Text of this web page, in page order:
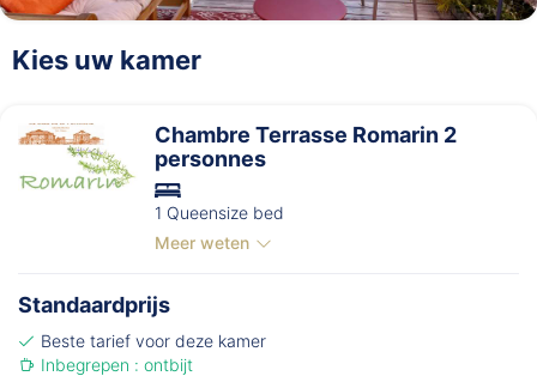
Kies uw kamer
Chambre Terrasse Romarin 2
personnes
1 Queensize bed
Meer weten
Standaardprijs
Beste tarief voor deze kamer
Inbegrepen : ontbijt